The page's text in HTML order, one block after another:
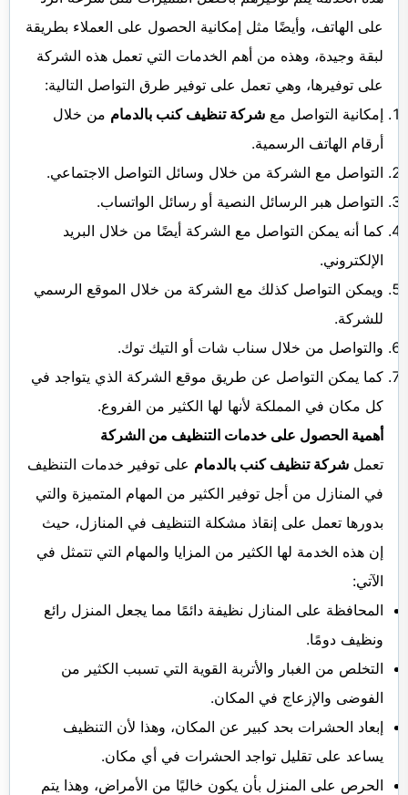
على الهاتف، وأيضًا مثل إمكانية الحصول على العملاء بطريقة
لبقة وجيدة، وهذه من أهم الخدمات التي تعمل هذه الشركة
على توفيرها، وهي تعمل على توفير طرق التواصل التالية:
إمكانية التواصل مع شركة تنظيف كنب بالدمام من خلال
أرقام الهاتف الرسمية.
التواصل مع الشركة من خلال وسائل التواصل الاجتماعي.
التواصل هبر الرسائل النصية أو رسائل الواتساب.
كما أنه يمكن التواصل مع الشركة أيضًا من خلال البريد
الإلكتروني.
ويمكن التواصل كذلك مع الشركة من خلال الموقع الرسمي
للشركة.
والتواصل من خلال سناب شات أو التيك توك.
كما يمكن التواصل عن طريق موقع الشركة الذي يتواجد في
كل مكان في المملكة لأنها لها الكثير من الفروع.
أهمية الحصول على خدمات التنظيف من الشركة
تعمل شركة تنظيف كنب بالدمام على توفير خدمات التنظيف
في المنازل من أجل توفير الكثير من المهام المتميزة والتي
بدورها تعمل على إنقاذ مشكلة التنظيف في المنازل، حيث
إن هذه الخدمة لها الكثير من المزايا والمهام التي تتمثل في
الآتي:
المحافظة على المنازل نظيفة دائمًا مما يجعل المنزل رائع
ونظيف دومًا.
التخلص من الغبار والأتربة القوية التي تسبب الكثير من
الفوضى والإزعاج في المكان.
إبعاد الحشرات بحد كبير عن المكان، وهذا لأن التنظيف
يساعد على تقليل تواجد الحشرات في أي مكان.
الحرص على المنزل بأن يكون خاليًا من الأمراض، وهذا يتم